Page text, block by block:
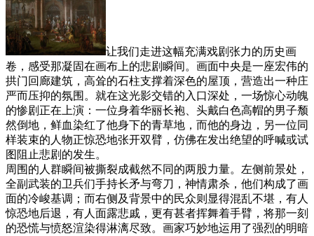
让我们走进这幅充满戏剧张力的历史画
卷，感受那凝固在画布上的悲剧瞬间。画面中央是一座宏伟的
拱门回廊建筑，高耸的石柱支撑着深色的屋顶，营造出一种庄
严而压抑的氛围。就在这光影交错的入口深处，一场惊心动魄
的惨剧正在上演：一位身着华丽长袍、头戴白色高帽的男子颓
然倒地，鲜血染红了他身下的青草地，而他的身边，另一位同
样装束的人物正惊恐地张开双臂，仿佛在发出绝望的呼喊或试
图阻止悲剧的发生。
周围的人群瞬间被撕裂成截然不同的两股力量。左侧前景处，
全副武装的卫兵们手持长矛与弯刀，神情肃杀，他们构成了画
面的冷峻基调；而右侧及背景中的民众则显得混乱不堪，有人
惊恐地后退，有人面露悲戚，更有甚者挥舞着手臂，将那一刻
的恐慌与愤怒渲染得淋漓尽致。画家巧妙地运用了强烈的明暗